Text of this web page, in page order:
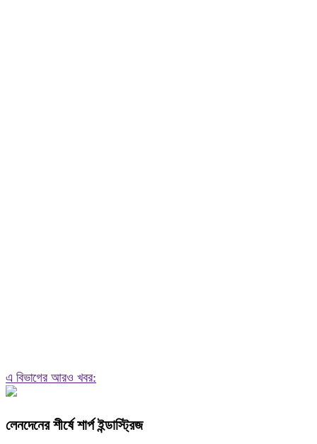
এ বিভাগের আরও খবর:
লেনদেনের শীর্ষে শার্প ইন্ডাস্ট্রিজ